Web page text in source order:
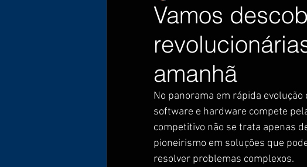
formação Kick-off leadership
Vamos
amanhã
No panorama em rápida
software e hardware compete
competitivo não se trata apenas
pioneirismo em soluções que
resolver problemas complexos.